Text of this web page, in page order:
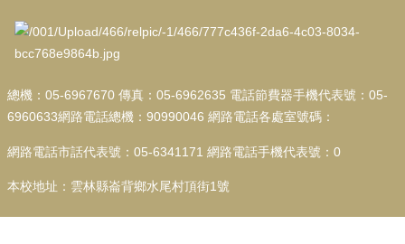
教
校
E
總機：05-6967670 傳真：05-6962635 電話節費器手機代表號：05-
6960633網路電話總機：90990046 網路電話各處室號碼：
網路電話市話代表號：05-6341171 網路電話手機代表號：0
本校地址：雲林縣崙背鄉水尾村頂街1號